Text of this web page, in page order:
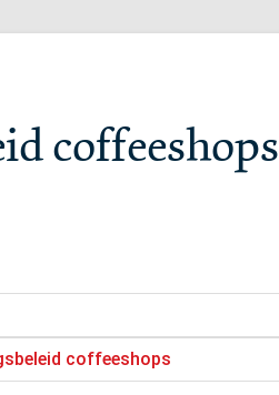
coffeeshops
coffeeshops